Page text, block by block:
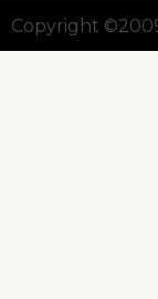
Copyright